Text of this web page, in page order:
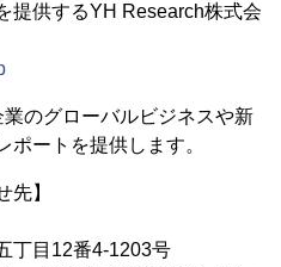
提供するYH Research株式会
のグローバルビジネスや新
ートを提供します。
先】
丁目12番4-1203号